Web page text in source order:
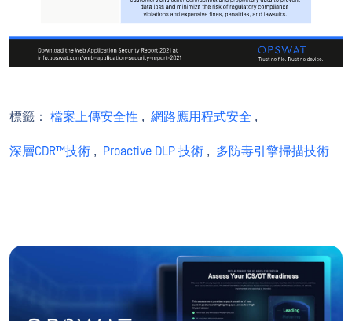
標籤： 檔案上傳安全性 , 網路應用程式安全 ,
深層CDR™技術 , Proactive DLP 技術 , 多防毒引擎掃描技術